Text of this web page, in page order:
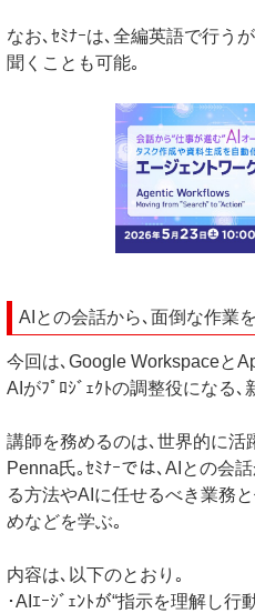
なお､ｾﾐﾅｰは､全編英語で行う
聞くことも可能｡
AIとの会話から､面倒な作業
今回は､Google Workspaceと
AIがﾌﾟﾛｼﾞｪｸﾄの調整役になる､
講師を務めるのは､世界的に活
Penna氏｡ｾﾐﾅｰでは､AIとの会
る方法やAIに任せるべき業務
めなどを学ぶ｡
内容は､以下のとおり｡
･AIｴｰｼﾞｪﾝﾄが“指示を理解し行